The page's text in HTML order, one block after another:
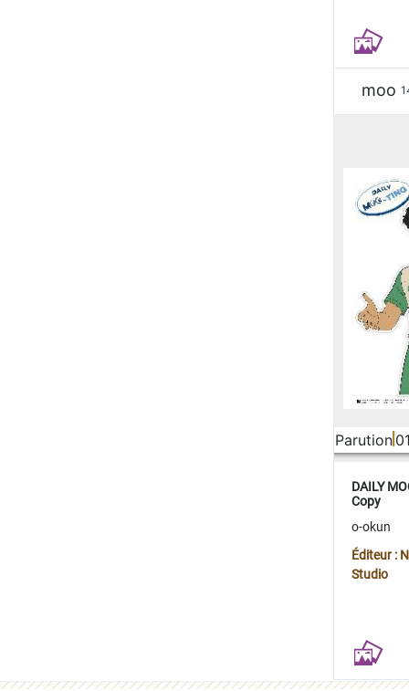
moo
Parution
DAILY
Copy
o-okun
Éditeur :
Studio